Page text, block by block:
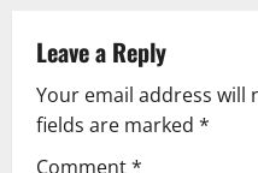
v
i
g
Leave a Reply
Your email address will
fields are marked *
Comment*